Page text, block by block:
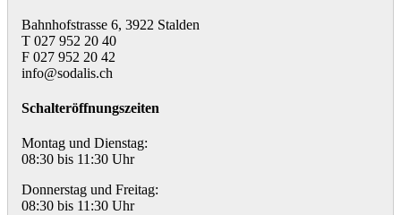
Bahnhofstrasse 6, 3922 Stalden
T 027 952 20 40
F 027 952 20 42
info@sodalis.ch
Schalteröffnungszeiten
Montag und Dienstag:
08:30 bis 11:30 Uhr
Donnerstag und Freitag:
08:30 bis 11:30 Uhr